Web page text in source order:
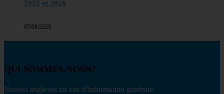
2025 et 2026
05/08/2026
QUI SOMMES-NOUS?
Nouvel angle est un site d’information générale.